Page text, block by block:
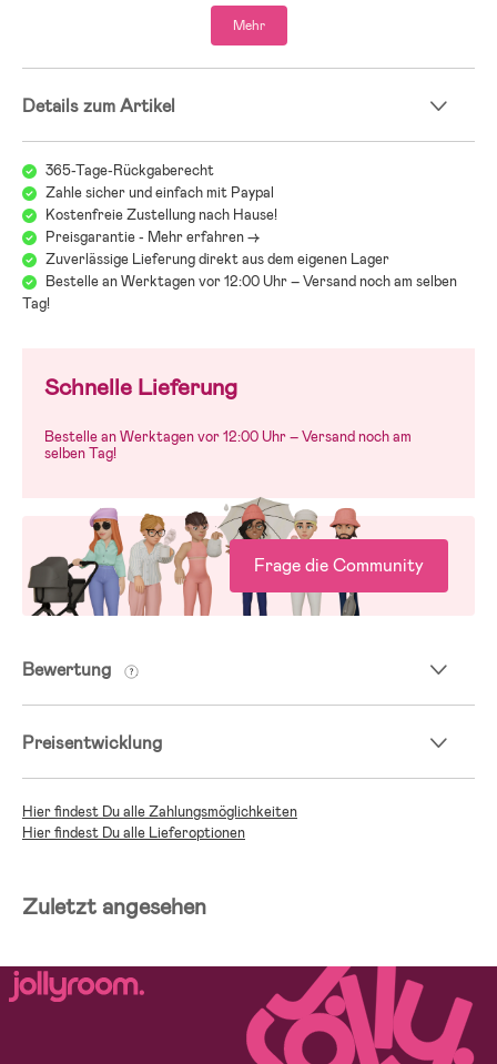
Die Babytrage besteht insgesamt aus drei Lagen: Statt einer warmen
Füllung besteht die Zwischenlage aus einem dünnen, einfaserigen
Faden, der der Trage Stabilität wie ein wattiertes Material gibt,
gleichzeitig aber für eine gute Luftdurchströmung sorgt.
– einsatzbereit ab der Geburt (für Babys zwischen 3,2 und 4,5 kg)
– zwei Tragepositionen (mit dem Gesicht nach innen oder nach vorne)
– maschinenwaschbar
Mehr
Details zum Artikel
365-Tage-Rückgaberecht
Zahle sicher und einfach mit Paypal
Kostenfreie Zustellung nach Hause!
Preisgarantie - Mehr erfahren ->
Zuverlässige Lieferung direkt aus dem eigenen Lager
Bestelle an Werktagen vor 12:00 Uhr – Versand noch am selben
Tag!
Schnelle Lieferung
Bestelle an Werktagen vor 12:00 Uhr – Versand noch am
selben Tag!
Frage die Community
Bewertung
Preisentwicklung
Hier findest Du alle Zahlungsmöglichkeiten
Hier findest Du alle Lieferoptionen
Zuletzt angesehen